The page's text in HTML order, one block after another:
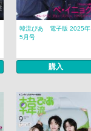
韓流ぴあ 電子版 2025年
5月号
購入